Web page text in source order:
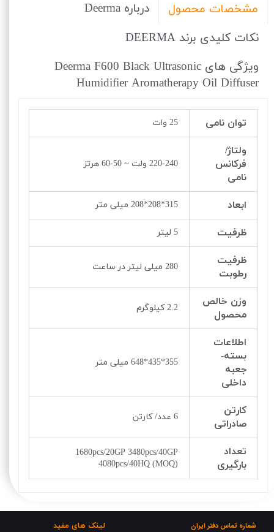
مشخصات محصول
درباره Deerma
نکات کلیدی برند DEERMA
ویژگی های Deerma F600 Black Ultrasonic
Humidifier Aromatherapy Oil Diffuser
توان نامی 25 وات
ولتاژ/
فرکانس
نامی
220-240 ولت ~ 50-60 هرتز
ابعاد 315*208*208 میلی متر
ظرفیت 5 لیتر
ظرفیت
رطوبت
280 میلی لیتر در ساعت
وزن خالص
محصول
2.2 کیلوگرم
اطلاعات
بسته-
جعبه
داخلی
355*435*648 میلی متر
کارتن
صادراتی
6 عدد/ کارتن
تعداد
بارگیری
1680pcs/20GP 3480pcs/40GP
4080pcs/40HQ (MOQ)
شماره تماس دفتر ایران لینک های مفید